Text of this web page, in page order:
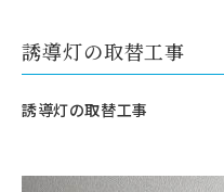
誘導灯の取替工事
誘導灯の取替工事